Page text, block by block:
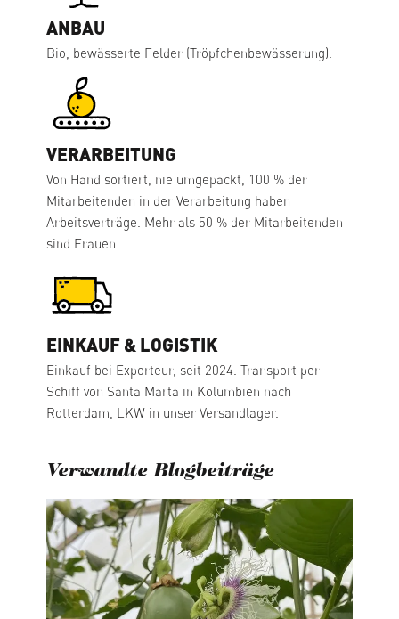
ANBAU
Bio, bewässerte Felder (Tröpfchenbewässerung).
VERARBEITUNG
Von Hand sortiert, nie umgepackt, 100 % der
Mitarbeitenden in der Verarbeitung haben
Arbeitsverträge. Mehr als 50 % der Mitarbeitenden
sind Frauen.
EINKAUF & LOGISTIK
Einkauf bei Exporteur, seit 2024. Transport per
Schiff von Santa Marta in Kolumbien nach
Rotterdam, LKW in unser Versandlager.
Verwandte Blogbeiträge